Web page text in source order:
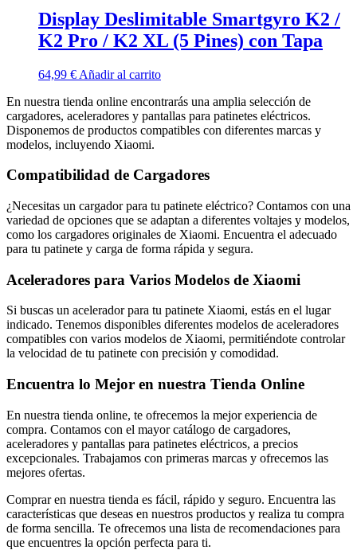
Display Deslimitable Smartgyro K2 /
K2 Pro / K2 XL (5 Pines) con Tapa
64,99 € Añadir al carrito
En nuestra tienda online encontrarás una amplia selección de
cargadores, aceleradores y pantallas para patinetes eléctricos.
Disponemos de productos compatibles con diferentes marcas y
modelos, incluyendo Xiaomi.
Compatibilidad de Cargadores
¿Necesitas un cargador para tu patinete eléctrico? Contamos con una
variedad de opciones que se adaptan a diferentes voltajes y modelos,
como los cargadores originales de Xiaomi. Encuentra el adecuado
para tu patinete y carga de forma rápida y segura.
Aceleradores para Varios Modelos de Xiaomi
Si buscas un acelerador para tu patinete Xiaomi, estás en el lugar
indicado. Tenemos disponibles diferentes modelos de aceleradores
compatibles con varios modelos de Xiaomi, permitiéndote controlar
la velocidad de tu patinete con precisión y comodidad.
Encuentra lo Mejor en nuestra Tienda Online
En nuestra tienda online, te ofrecemos la mejor experiencia de
compra. Contamos con el mayor catálogo de cargadores,
aceleradores y pantallas para patinetes eléctricos, a precios
excepcionales. Trabajamos con primeras marcas y ofrecemos las
mejores ofertas.
Comprar en nuestra tienda es fácil, rápido y seguro. Encuentra las
características que deseas en nuestros productos y realiza tu compra
de forma sencilla. Te ofrecemos una lista de recomendaciones para
que encuentres la opción perfecta para ti.